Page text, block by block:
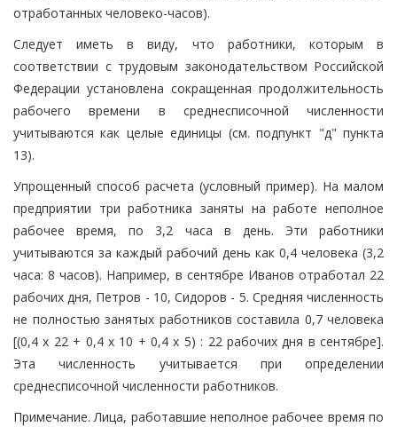
отработанных человеко-часов).
Следует иметь в виду, что работники, которым в
соответствии с трудовым законодательством Российской
Федерации установлена сокращенная продолжительность
рабочего времени в среднесписочной численности
учитываются как целые единицы (см. подпункт "д" пункта
13).
Упрощенный способ расчета (условный пример). На малом
предприятии три работника заняты на работе неполное
рабочее время, по 3,2 часа в день. Эти работники
учитываются за каждый рабочий день как 0,4 человека (3,2
часа: 8 часов). Например, в сентябре Иванов отработал 22
рабочих дня, Петров - 10, Сидоров - 5. Средняя численность
не полностью занятых работников составила 0,7 человека
[(0,4 x 22 + 0,4 x 10 + 0,4 x 5) : 22 рабочих дня в сентябре].
Эта численность учитывается при определении
среднесписочной численности работников.
Примечание. Лица, работавшие неполное рабочее время по